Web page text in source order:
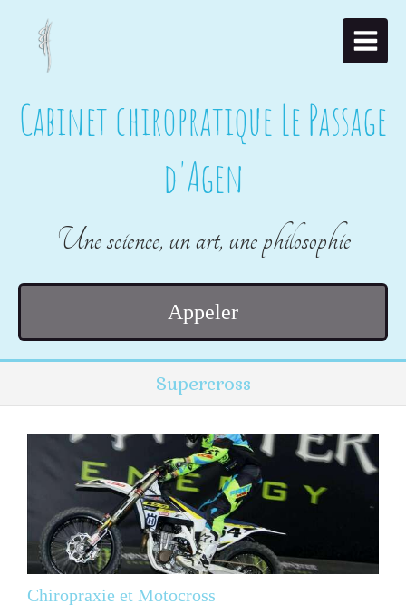
Cabinet chiropratique Le Passage
d'Agen
Une science, un art, une philosophie
Appeler
Supercross
Chiropraxie et Motocross